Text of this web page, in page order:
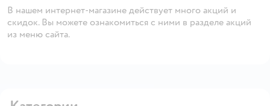
В нашем интернет-магазине действует много акций и
скидок. Вы можете ознакомиться с ними в разделе акций
из меню сайта.